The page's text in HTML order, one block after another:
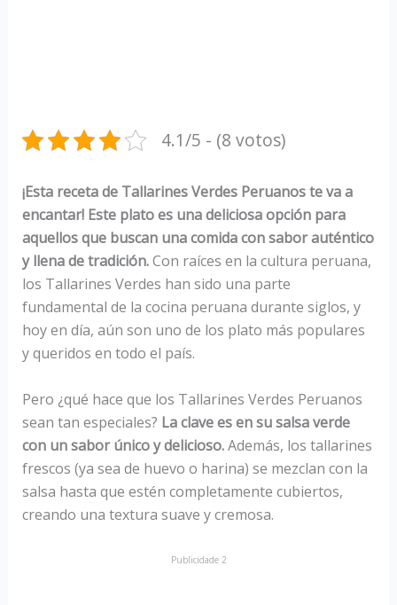
4.1/5 - (8 votos)
¡Esta receta de Tallarines Verdes Peruanos te va a
encantar! Este plato es una deliciosa opción para
aquellos que buscan una comida con sabor auténtico
y llena de tradición.Con raíces en la cultura peruana,
los Tallarines Verdes han sido una parte
fundamental de la cocina peruana durante siglos, y
hoy en día, aún son uno de los plato más populares
y queridos en todo el país.
Pero ¿qué hace que los Tallarines Verdes Peruanos
sean tan especiales? La clave es en su salsa verde
con un sabor único y delicioso.Además, los tallarines
frescos (ya sea de huevo o harina) se mezclan con la
salsa hasta que estén completamente cubiertos,
creando una textura suave y cremosa.
Publicidade 2